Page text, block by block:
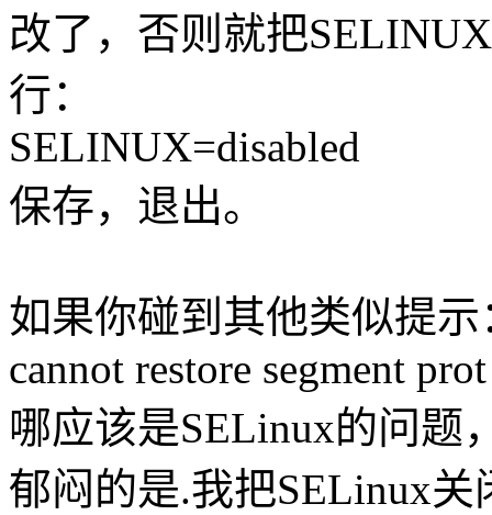
改了，否则就把
行：
SELINUX=disabled
保存，退出。
如果你碰到其他类似提示
cannot restore segment
哪应该是SELinux的问题
郁闷的是.我把SELinux